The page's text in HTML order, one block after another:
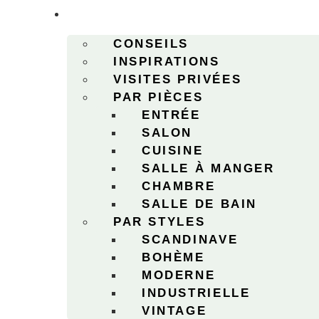
CONSEILS
INSPIRATIONS
VISITES PRIVÉES
PAR PIÈCES
ENTRÉE
SALON
CUISINE
SALLE À MANGER
CHAMBRE
SALLE DE BAIN
PAR STYLES
SCANDINAVE
BOHÈME
MODERNE
INDUSTRIELLE
VINTAGE